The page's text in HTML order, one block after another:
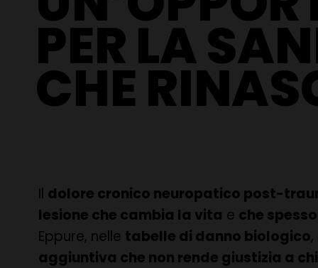
PER LA
CHE
Il dolore cronico neuropatico post-
lesione che cambia la vita e che
Eppure, nelle tabelle di danno biologico,
aggiuntiva che non rende giustizia a